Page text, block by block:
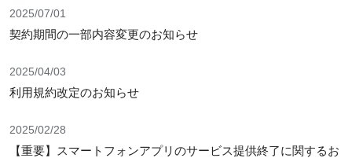
2025/07/01
契約期間の一部内容変更のお知らせ
2025/04/03
利用規約改定のお知らせ
2025/02/28
【重要】スマートフォンアプリのサービス提供終了に関するお